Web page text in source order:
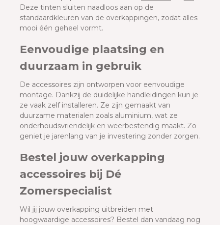
Deze tinten sluiten naadloos aan op de
standaardkleuren van de overkappingen, zodat alles
mooi één geheel vormt.
Eenvoudige plaatsing en
duurzaam in gebruik
De accessoires zijn ontworpen voor eenvoudige
montage. Dankzij de duidelijke handleidingen kun je
ze vaak zelf installeren. Ze zijn gemaakt van
duurzame materialen zoals aluminium, wat ze
onderhoudsvriendelijk en weerbestendig maakt. Zo
geniet je jarenlang van je investering zonder zorgen.
Bestel jouw overkapping
accessoires bij Dé
Zomerspecialist
Wil jij jouw overkapping uitbreiden met
hoogwaardige accessoires? Bestel dan vandaag nog